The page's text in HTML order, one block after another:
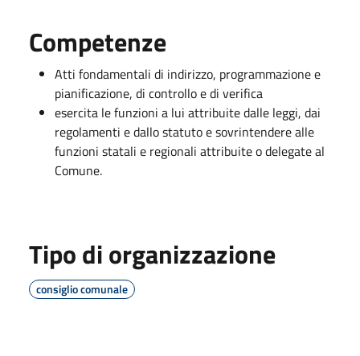
Competenze
Atti fondamentali di indirizzo, programmazione e
pianificazione, di controllo e di verifica
esercita le funzioni a lui attribuite dalle leggi, dai
regolamenti e dallo statuto e sovrintendere alle
funzioni statali e regionali attribuite o delegate al
Comune.
Tipo di organizzazione
consiglio comunale